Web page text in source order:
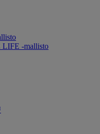
-mallisto